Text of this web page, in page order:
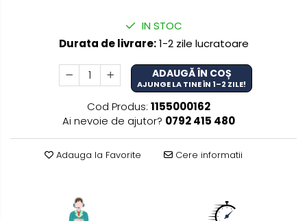
Masini de tencuit, gletuit,
Pompe de zugravit, gletuit, vopsit
Accesorii utilaje constructii
Pompe de beton
IN STOC
Durata de livrare:1-2 zile lucratoare
ADAUGĂ ÎN COȘ
AJUNGE LA TINE ÎN 1–2 ZILE!
Cod Produs: 1155000162
Ai nevoie de ajutor? 0792 415 480
Adauga la Favorite Cere informatii